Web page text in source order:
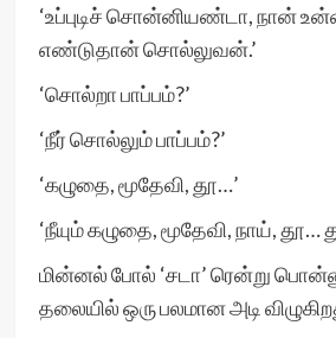
‘உப்புடிச் சொன்னியண்டா, நான்
எண்டுதான் சொல்லுவன்.’
‘சொல்றா பாப்பம்?’
‘நீர் சொல்லும் பாப்பம்?’
‘கழுதை, மூதேவி, தூ…’
‘நீயும் கழுதை, மூதேவி, நாய், தூ…
மின்னல் போல் ‘சடா’ ரென்று
தலையில் ஒரு பலமான அடி